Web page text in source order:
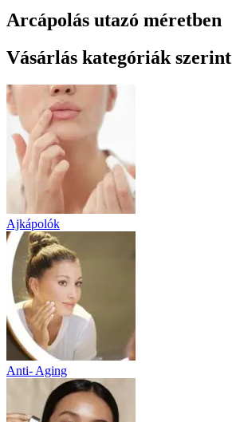
Arcápolás utazó méretben
Vásárlás kategóriák szerint
Ajkápolók
Anti- Aging